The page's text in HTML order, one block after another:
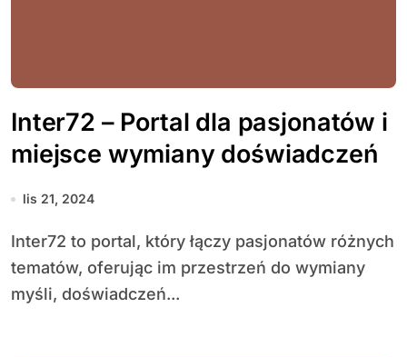
Inter72 – Portal dla pasjonatów i
miejsce wymiany doświadczeń
lis 21, 2024
Inter72 to portal, który łączy pasjonatów różnych
tematów, oferując im przestrzeń do wymiany
myśli, doświadczeń...